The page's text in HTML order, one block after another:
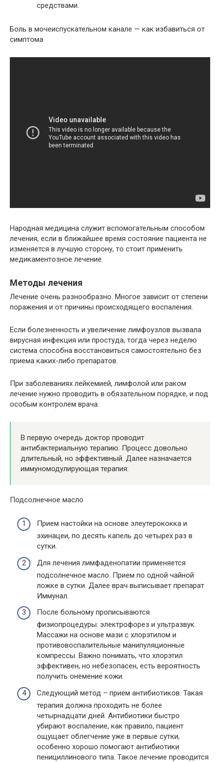
средствами.
Боль в мочеиспускательном канале — как избавиться от
симптома
Народная медицина служит вспомогательным способом
лечения, если в ближайшее время состояние пациента не
изменяется в лучшую сторону, то стоит применить
медикаментозное лечение.
Методы лечения
Лечение очень разнообразно. Многое зависит от степени
поражения и от причины происходящего воспаления.
Если болезненность и увеличение лимфоузлов вызвала
вирусная инфекция или простуда, тогда через неделю
система способна восстановиться самостоятельно без
приема каких-либо препаратов.
При заболеваниях лейкемией, лимфолой или раком
лечение нужно проводить в обязательном порядке, и под
особым контролем врача.
В первую очередь доктор проводит
антибактериальную терапию. Процесс довольно
длительный, но эффективный. Далее назначается
иммуномодулирующая терапия:
Подсолнечное масло
Прием настойки на основе элеутерококка и
эхинацеи, по десять капель до четырех раз в
сутки.
Для лечения лимфаденопатии применяется
подсолнечное масло. Прием по одной чайной
ложке в сутки. Далее врач выписывает препарат
Иммунал.
После больному прописываются
физиопроцедуры: электрофорез и ультразвук.
Массажи на основе мази с хлорэтилом и
противовоспалительные манипуляционные
компрессы. Важно понимать, что хлорэтил
эффективен, но небезопасен, есть вероятность
получить онемение кожи.
Следующий метод – прием антибиотиков. Такая
терапия должна проходить не более
четырнадцати дней. Антибиотики быстро
убирают воспаление, как правило, пациент
ощущает облегчение уже в первые сутки,
особенно хорошо помогают антибиотики
пенициллинового типа. Такое лечение проводится